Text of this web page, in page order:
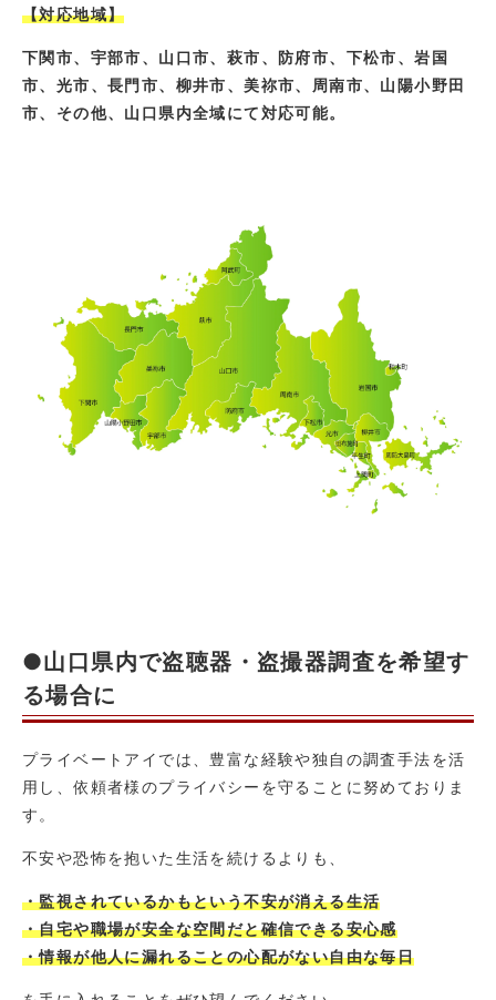
【対応地域】
下関市、宇部市、山口市、萩市、防府市、下松市、岩国
市、光市、長門市、柳井市、美祢市、周南市、山陽小野田
市、その他、山口県内全域にて対応可能。
●山口県内で盗聴器・盗撮器調査を希望す
る場合に
プライベートアイでは、豊富な経験や独自の調査手法を活
用し、依頼者様のプライバシーを守ることに努めておりま
す。
不安や恐怖を抱いた生活を続けるよりも、
・監視されているかもという不安が消える生活
・自宅や職場が安全な空間だと確信できる安心感
・情報が他人に漏れることの心配がない自由な毎日